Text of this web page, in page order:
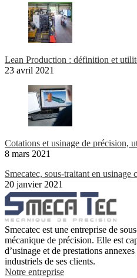
Lean Production : définition et
23 avril 2021
Cotations et usinage de précision,
8 mars 2021
Smecatec, sous-traitant en usinage
20 janvier 2021
Smecatec est une entreprise de
mécanique de précision. Elle est
d’usinage et de prestations
industriels de ses clients.
Notre entreprise